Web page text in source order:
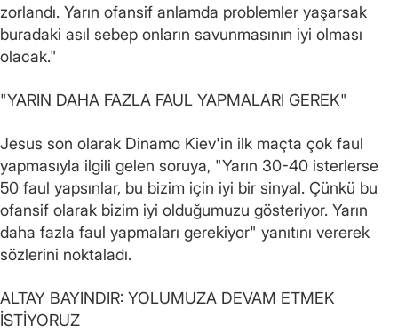
zorlandı. Yarın ofansif anlamda problemler yaşarsak
buradaki asıl sebep onların savunmasının iyi olması
olacak."
"YARIN DAHA FAZLA FAUL YAPMALARI GEREK"
Jesus son olarak Dinamo Kiev'in ilk maçta çok faul
yapmasıyla ilgili gelen soruya, "Yarın 30-40 isterlerse
50 faul yapsınlar, bu bizim için iyi bir sinyal. Çünkü bu
ofansif olarak bizim iyi olduğumuzu gösteriyor. Yarın
daha fazla faul yapmaları gerekiyor" yanıtını vererek
sözlerini noktaladı.
ALTAY BAYINDIR: YOLUMUZA DEVAM ETMEK
İSTİYORUZ